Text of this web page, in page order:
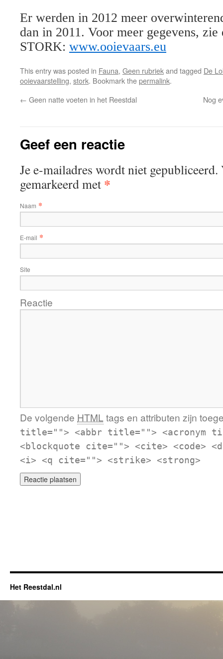
Er werden in 2012 meer
dan in 2011. Voor meer gegevens, zie
STORK: www.ooievaars.eu
This entry was posted in Fauna, Geen rubriekand tagged De
ooievaarstelling, stork. Bookmark thepermalink.
← Geen natte voeten in het Reestdal Nog
Geef een reactie
Je e-mailadres wordt niet
gemarkeerd met *
Naam *
E-mail *
Site
Reactie
De volgende HTML tags en attributen zijn
title=""> <abbr title=""> <acronym
<blockquote cite=""> <cite> <code>
<i> <q cite=""> <strike> <strong>
Het Reestdal.nl